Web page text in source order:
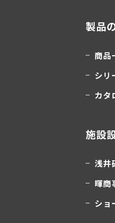
製品
商品
シリ
カタ
施設
浅井
暉商
ショ